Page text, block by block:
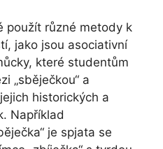
použít různé metody k
jako jsou asociativní
které studentům
„sběječkou“ a
historických a
Například
je spjata se